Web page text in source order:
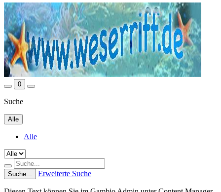
0
Suche
Alle
Alle
Suche... Erweiterte Suche